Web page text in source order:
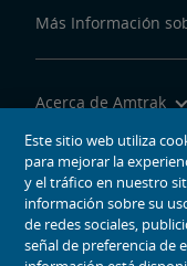
Más Información
Acerca de Amtrak
Viajar con Nosotros
Herramientas del
Este sitio web utiliza
para mejorar la
y el tráfico en nuestro
información sobre su
de redes sociales,
señal de preferencia de